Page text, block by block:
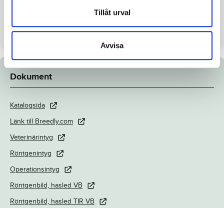
Tillåt urval
Avvisa
Menhammar Stuteri AB
Säljare
Menhammar Stuteri AB
Dokument
Katalogsida
Länk till Breedly.com
Veterinärintyg
Röntgenintyg
Operationsintyg
Röntgenbild, hasled VB
Röntgenbild, hasled TIR VB